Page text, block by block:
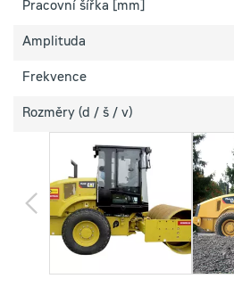
Pracovní šířka [mm]
Amplituda
Frekvence
Rozměry (d / š / v)